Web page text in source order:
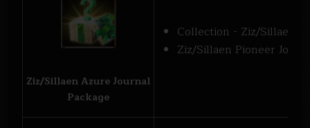
Ziz/Sillaen Azure Journal
Package
Collection - Ziz/Sillaen
Ziz/Sillaen Pioneer